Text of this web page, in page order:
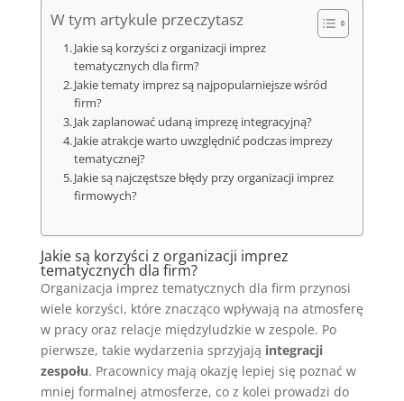
W tym artykule przeczytasz
Jakie są korzyści z organizacji imprez
tematycznych dla firm?
Jakie tematy imprez są najpopularniejsze wśród
firm?
Jak zaplanować udaną imprezę integracyjną?
Jakie atrakcje warto uwzględnić podczas imprezy
tematycznej?
Jakie są najczęstsze błędy przy organizacji imprez
firmowych?
Jakie są korzyści z organizacji imprez
tematycznych dla firm?
Organizacja imprez tematycznych dla firm przynosi
wiele korzyści, które znacząco wpływają na atmosferę
w pracy oraz relacje międzyludzkie w zespole. Po
pierwsze, takie wydarzenia sprzyjają integracji
zespołu. Pracownicy mają okazję lepiej się poznać w
mniej formalnej atmosferze, co z kolei prowadzi do